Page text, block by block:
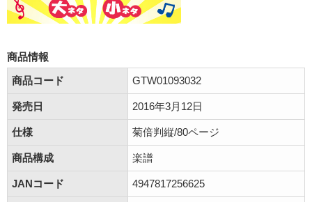
商品情報
商品コード
GTW01093032
発売日 2016年3月12日
仕様 菊倍判縦/80ページ
商品構成 楽譜
JANコード 4947817256625